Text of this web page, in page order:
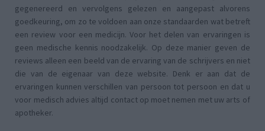
gegenereerd en vervolgens gelezen en aangepast alvorens
goedkeuring, om zo te voldoen aan onze standaarden wat betreft
een review voor een medicijn. Voor het delen van ervaringen is
geen medische kennis noodzakelijk. Op deze manier geven de
reviews alleen een beeld van de ervaring van de schrijvers en niet
die van de eigenaar van deze website. Denk er aan dat de
ervaringen kunnen verschillen van persoon tot persoon en dat u
voor medisch advies altijd contact op moet nemen met uw arts of
apotheker.